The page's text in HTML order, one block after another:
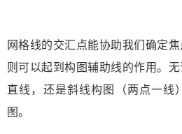
网格线的交汇点能协助我们确定
则可以起到构图辅助线的作用。
直线，还是斜线构图（两点一线
图。